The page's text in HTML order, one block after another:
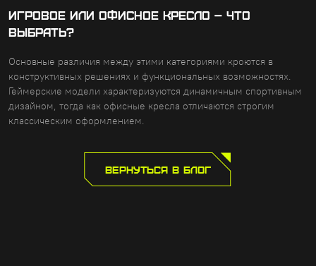
ИГРОВОЕ ИЛИ ОФИСНОЕ КРЕСЛО – ЧТО
ВЫБРАТЬ?
Основные различия между этими категориями кроются в
конструктивных решениях и функциональных возможностях.
Геймерские модели характеризуются динамичным спортивным
дизайном, тогда как офисные кресла отличаются строгим
классическим оформлением.
ВЕРНУТЬСЯ В БЛОГ